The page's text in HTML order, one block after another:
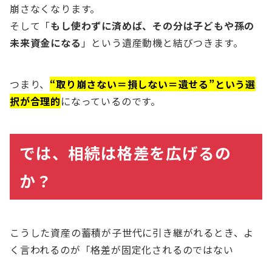
崩さなくなります。
そして「もし使わずに済めば、その分は子どもや孫の
未来資金になる 」という遺産動機と結びつきます。
つまり、 “取り崩さない＝損しない＝遺せる”という選
択が合理的になっているのです。
では、相続は格差を広げるの
か？
こうした資産の蓄積が子世代に引き継がれるとき、よ
く言われるのが「格差が固定化されるのではない